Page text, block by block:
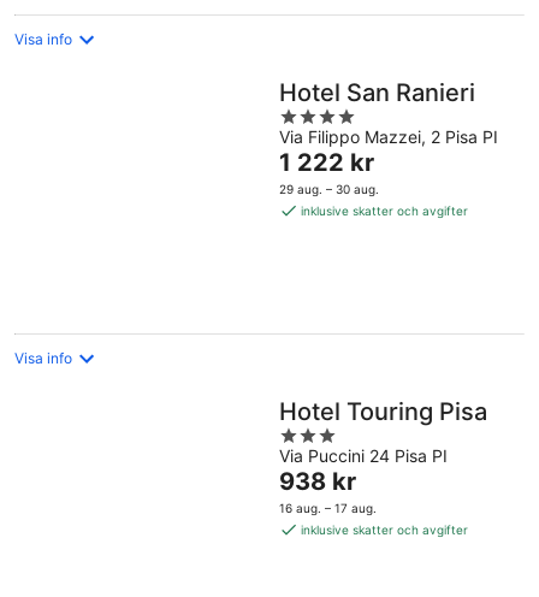
Visa info
Hotel San Ranieri
4
out
of
5
Via Filippo Mazzei, 2 Pisa PI
Priset
är
1 222 kr
1 222 kr
29 aug. – 30 aug.
inklusive skatter och avgifter
Visa info
Hotel Touring Pisa
3
out
of
5
Via Puccini 24 Pisa PI
Priset
är
938 kr
938 kr
16 aug. – 17 aug.
inklusive skatter och avgifter